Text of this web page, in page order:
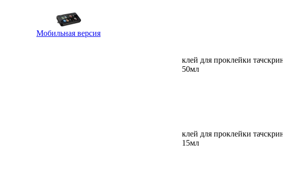
Мобильная версия
клей для проклейки
50мл
клей для проклейки
15мл